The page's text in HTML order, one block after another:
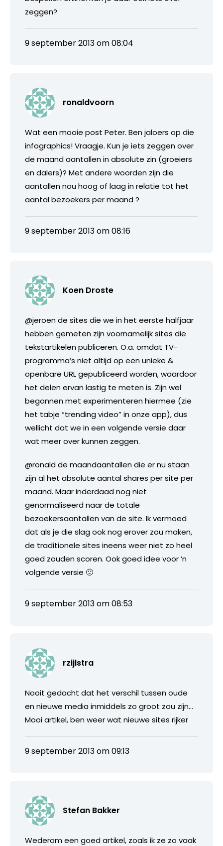
zeggen?
9 september 2013 om 08:04
ronaldvoorn
Wat een mooie post Peter. Ben jaloers op die
infographics! Vraagje. Kun je iets zeggen over
de maand aantallen in absolute zin (groeiers
en dalers)? Met andere woorden zijn die
aantallen nou hoog of laag in relatie tot het
aantal bezoekers per maand ?
9 september 2013 om 08:16
Koen Droste
@jeroen de sites die we in het eerste halfjaar
hebben gemeten zijn voornamelijk sites die
tekstartikelen publiceren. O.a. omdat TV-
programma’s niet altijd op een unieke &
openbare URL gepubliceerd worden, waardoor
het delen ervan lastig te meten is. Zijn wel
begonnen met experimenteren hiermee (zie
het tabje “trending video” in onze app), dus
wellicht dat we in een volgende versie daar
wat meer over kunnen zeggen.
@ronald de maandaantallen die er nu staan
zijn al het absolute aantal shares per site per
maand. Maar inderdaad nog niet
genormaliseerd naar de totale
bezoekersaantallen van de site. Ik vermoed
dat als je die slag ook nog erover zou maken,
de traditionele sites ineens weer niet zo heel
goed zouden scoren. Ook goed idee voor ’n
volgende versie 🙂
9 september 2013 om 08:53
rzijlstra
Nooit gedacht dat het verschil tussen oude
en nieuwe media inmiddels zo groot zou zijn…
Mooi artikel, ben weer wat nieuwe sites rijker
9 september 2013 om 09:13
Stefan Bakker
Wederom een goed artikel, zoals ik ze zo vaak